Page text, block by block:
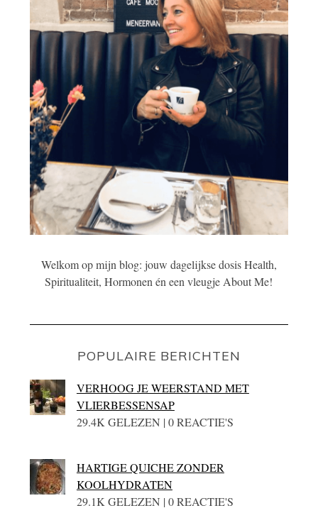
Welkom op mijn blog: jouw dagelijkse dosis Health,
Spiritualiteit, Hormonen én een vleugje About Me!
POPULAIRE BERICHTEN
VERHOOG JE WEERSTAND MET
VLIERBESSENSAP
29.4K GELEZEN | 0 REACTIE'S
HARTIGE QUICHE ZONDER
KOOLHYDRATEN
29.1K GELEZEN | 0 REACTIE'S